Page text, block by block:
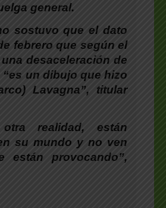
general.
sostuvo que el dato
febrero que según el
desaceleración de
un dibujo que hizo
Lavagna”, titular
realidad, están
su mundo y no ven
están provocando”,